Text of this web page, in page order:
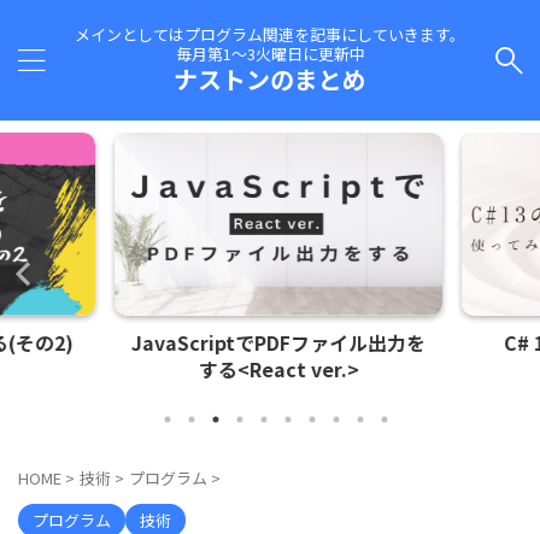
メインとしてはプログラム関連を記事にしていきます。
毎月第1～3火曜日に更新中
ナストンのまとめ
その2)
JavaScriptでPDFファイル出力を
する<React ver.>
C#
HOME > 技術 > プログラム >
プログラム
技術